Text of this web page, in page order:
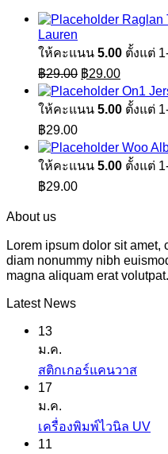
Raglan
Lauren
ให้คะแนน 5.00 ตั้งแต่
฿29.00 Original
price
was:
฿29.00.
฿29.00Current
price
is:
฿29.00.
On1
ให้คะแนน 5.00 ตั้งแต่
฿29.00
Woo
ให้คะแนน 5.00 ตั้งแต่
฿29.00
About us
Lorem ipsum dolor sit amet,
diam nonummy nibh
magna aliquam erat volutpat.
Latest News
13
ม.ค.
สติกเกอร์แคนวาสไม่มี
บน
17
ม.ค.
เครื่องพิมพ์ไวนิล UVไม่มี
11